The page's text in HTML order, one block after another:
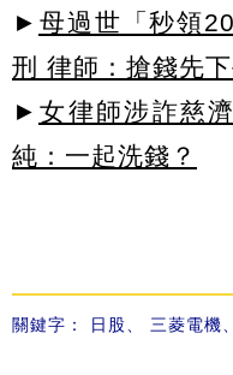
► 母過世「秒領
刑 律師：搶錢先
► 女律師涉詐慈
純：一起洗錢？
關鍵字： 日股、 三菱電機